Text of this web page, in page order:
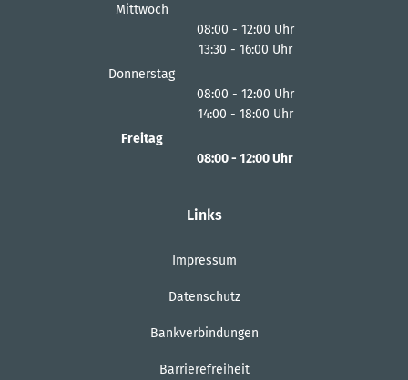
Mittwoch
08:00 - 12:00 Uhr
Von 08:00 bis 12:00 Uhr
13:30 - 16:00 Uhr
Donnerstag
08:00 - 12:00 Uhr
Von 08:00 bis 12:00 Uhr
14:00 - 18:00 Uhr
Freitag
08:00- 12:00Uhr
Links
Impressum
Datenschutz
Bankverbindungen
Barrierefreiheit